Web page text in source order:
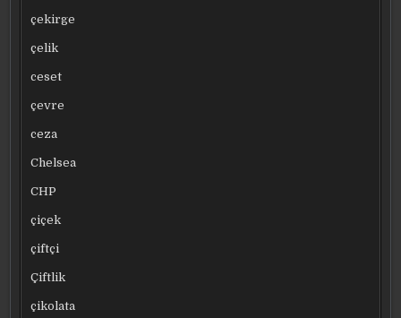
çekirge
çelik
ceset
çevre
ceza
Chelsea
CHP
çiçek
çiftçi
Çiftlik
çikolata